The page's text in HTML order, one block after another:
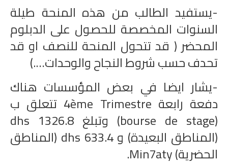
-يستفيد الطالب من هذه المنحة طيلة
السنوات المخصصة للحصول على الدبلوم
المحضر ( قد تتحول المنحة للنصف او قد
تحدف حسب شروط النجاح والوحدات….)
-يشار ايضا في بعض المؤسسات هناك
دفعة رابعة 4ème Trimestre تتعلق ب
(bourse de stage) وتبلغ 1326.8 dhs
(المناطق البعيدة) و 633.4 dhs (المناطق
الحضرية) Min7aty.